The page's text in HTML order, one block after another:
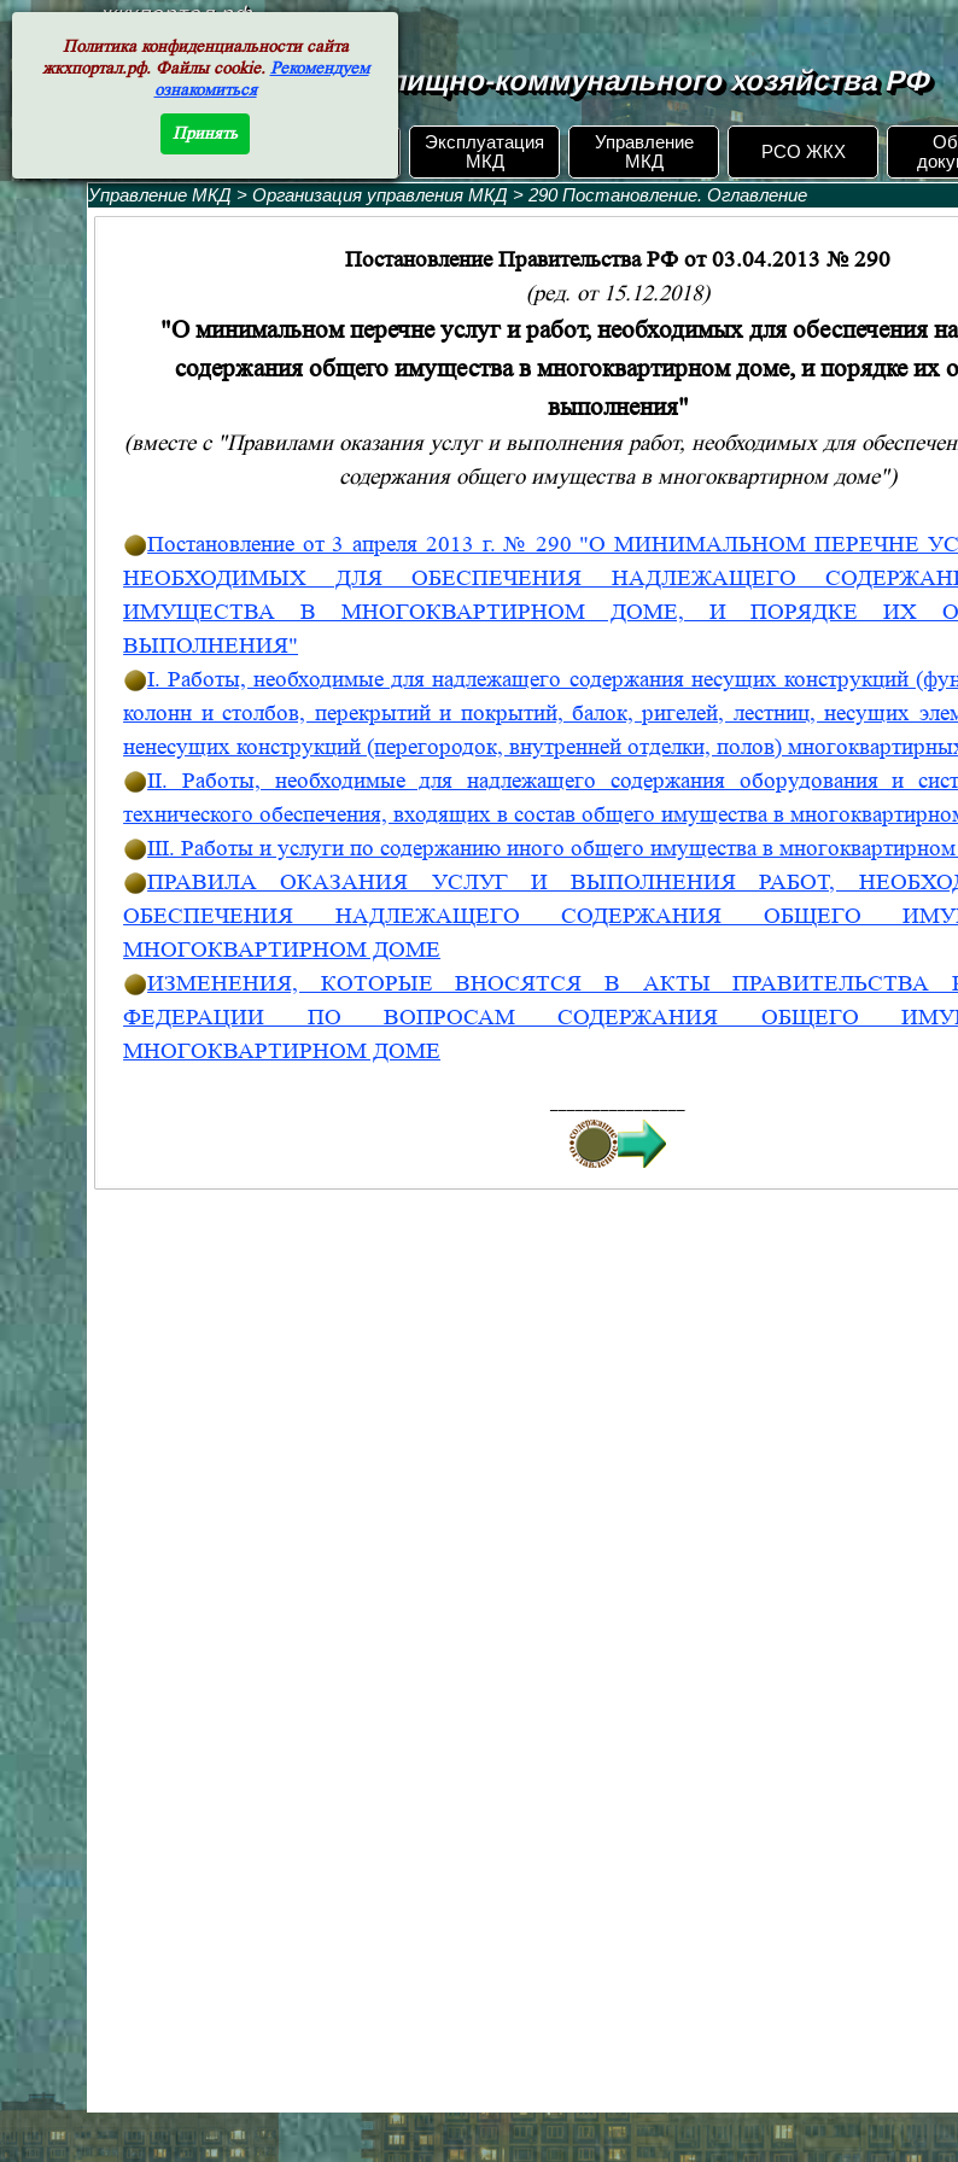
ЖКХ РФ.
Эксплуатация
МКД
Управление
МКД
РСО ЖКХ
Документы жилищно-коммунального хозяйства РФ
жкхпортал.рф
Управление МКД >Организация управления МКД >290 Постановление. Оглавление
Постановление Правительства РФ от 03.04.2013 № 290
(ред. от 15.12.2018)
"О минимальном перечне услуг и работ, необходимых для обеспечения
содержания общего имущества в многоквартирном доме, и порядке их
выполнения"
(вместе с "Правилами оказания услуг и выполнения работ, необходимых для
содержания общего имущества в многоквартирном доме")
Постановление от 3 апреля 2013 г. № 290 "О МИНИМАЛЬНОМ ПЕРЕЧНЕ
НЕОБХОДИМЫХ ДЛЯ ОБЕСПЕЧЕНИЯ НАДЛЕЖАЩЕГО
ИМУЩЕСТВА В МНОГОКВАРТИРНОМ ДОМЕ, И ПОРЯДКЕ ИХ
ВЫПОЛНЕНИЯ"
I. Работы, необходимые для надлежащего содержания несущих конструкций
колонн и столбов, перекрытий и покрытий, балок, ригелей, лестниц, несущих
ненесущих конструкций (перегородок, внутренней отделки, полов)
II. Работы, необходимые для надлежащего содержания оборудования и
технического обеспечения, входящих в состав общего имущества в
III. Работы и услуги по содержанию иного общего имущества в
ПРАВИЛА ОКАЗАНИЯ УСЛУГ И ВЫПОЛНЕНИЯ РАБОТ,
ОБЕСПЕЧЕНИЯ НАДЛЕЖАЩЕГО СОДЕРЖАНИЯ ОБЩЕГО
МНОГОКВАРТИРНОМ ДОМЕ
ИЗМЕНЕНИЯ, КОТОРЫЕ ВНОСЯТСЯ В АКТЫ ПРАВИТЕЛЬСТВА
ФЕДЕРАЦИИ ПО ВОПРОСАМ СОДЕРЖАНИЯ ОБЩЕГО
МНОГОКВАРТИРНОМ ДОМЕ
Политика конфиденциальности сайта
жкхпортал.рф. Файлы cookie. Рекомендуем
ознакомиться
Принять